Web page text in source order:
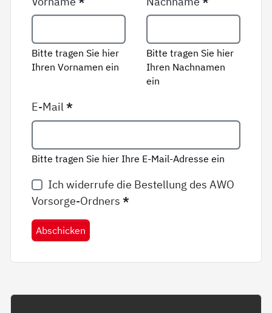
Bitte tragen Sie hier
Ihren Vornamen ein
Bitte tragen Sie hier
Ihren Nachnamen
ein
E-Mail*
Bitte tragen Sie hier Ihre E-Mail-Adresse ein
Ich widerrufe die Bestellung des AWO
Vorsorge-Ordners*
Abschicken